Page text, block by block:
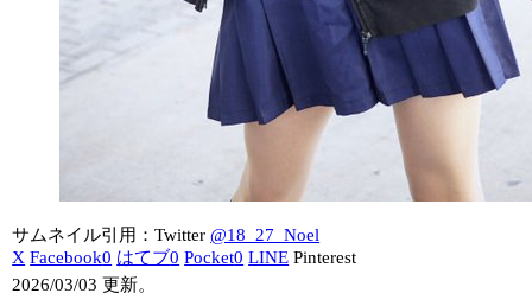
サムネイル引用：Twitter@18_27_Noel
X Facebook0 はてブ0 Pocket0 LINE Pinterest
2026/03/03 更新。